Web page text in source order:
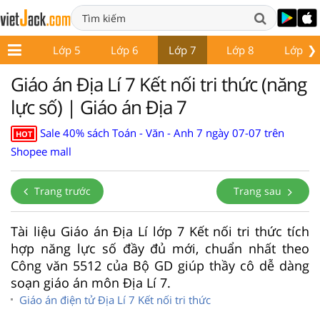
❯
4 Lớp 5 Lớp 6 Lớp 7 Lớp 8 Lớp 9
Giáo án Địa Lí 7 Kết nối tri thức (năng
lực số) | Giáo án Địa 7
HOT
Sale 40% sách Toán - Văn - Anh 7 ngày 07-07 trên
Shopee mall
Trang trước Trang sau
Tài liệu Giáo án Địa Lí lớp 7 Kết nối tri thức tích
hợp năng lực số đầy đủ mới, chuẩn nhất theo
Công văn 5512 của Bộ GD giúp thầy cô dễ dàng
soạn giáo án môn Địa Lí 7.
Giáo án điện tử Địa Lí 7 Kết nối tri thức